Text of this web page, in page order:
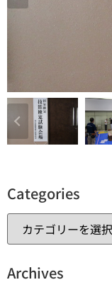
Categories
Archives